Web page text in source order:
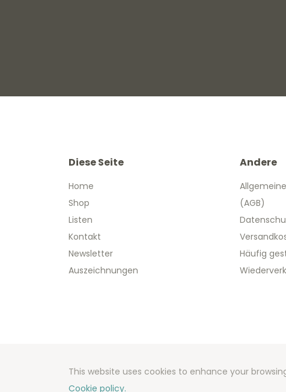
Diese Seite
Home
Shop
Listen
Kontakt
Newsletter
Auszeichnungen
Andere
(AGB)
Häufig
Development
This website uses cookies to enhance your
Cookie policy.